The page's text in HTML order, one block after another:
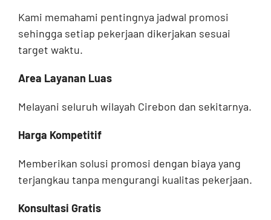
Kami memahami pentingnya jadwal promosi
sehingga setiap pekerjaan dikerjakan sesuai
target waktu.
Area Layanan Luas
Melayani seluruh wilayah Cirebon dan sekitarnya.
Harga Kompetitif
Memberikan solusi promosi dengan biaya yang
terjangkau tanpa mengurangi kualitas pekerjaan.
Konsultasi Gratis